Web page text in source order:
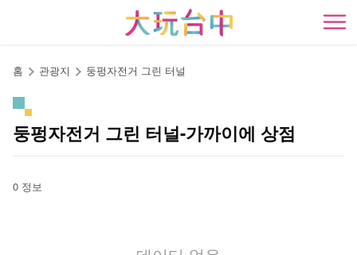
開
홈 관광지 둥펑자전거 그린 터널
둥펑자전거 그린 터널-가까이에 상점
0 정보